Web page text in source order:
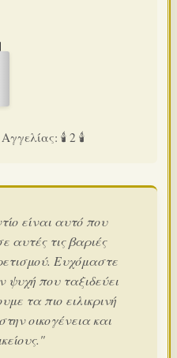
🕯️ 2 🕯️
είναι αυτό που
αυτές τις βαριές
Ευχόμαστε
που ταξιδεύει
τα πιο ειλικρινή
οικογένεια και